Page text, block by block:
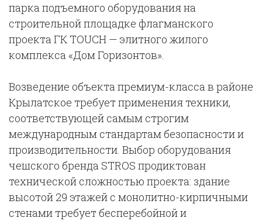
парка подъемного оборудования на
строительной площадке флагманского
проекта ГК TOUCH — элитного жилого
комплекса «Дом Горизонтов».
Возведение объекта премиум-класса в районе
Крылатское требует применения техники,
соответствующей самым строгим
международным стандартам безопасности и
производительности. Выбор оборудования
чешского бренда STROS продиктован
технической сложностью проекта: здание
высотой 29 этажей с монолитно-кирпичными
стенами требует бесперебойной и